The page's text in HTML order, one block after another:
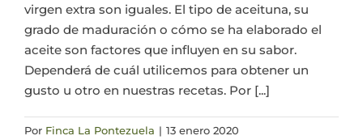
virgen extra son iguales. El tipo de aceituna, su
grado de maduración o cómo se ha elaborado el
aceite son factores que influyen en su sabor.
Dependerá de cuál utilicemos para obtener un
gusto u otro en nuestras recetas. Por [...]
Por Finca La Pontezuela | 13 enero 2020